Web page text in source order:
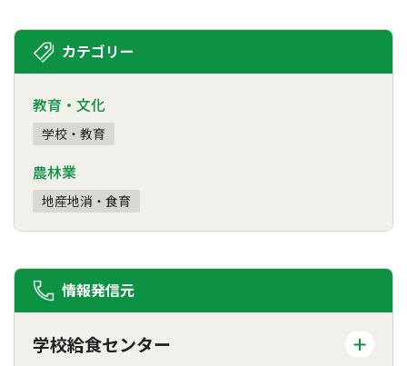
カテゴリー
教育・文化
学校・教育
農林業
地産地消・食育
情報発信元
学校給食センター